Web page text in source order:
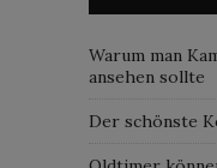
Warum man
ansehen sollte
Der schönste